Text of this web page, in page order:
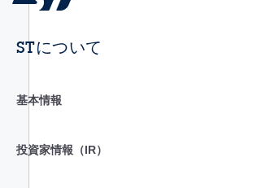
STについて
基本情報
投資家情報（IR）